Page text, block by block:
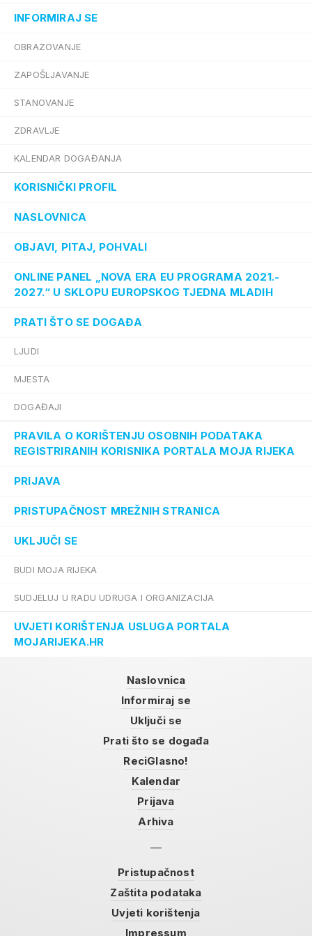
INFORMIRAJ SE
OBRAZOVANJE
ZAPOŠLJAVANJE
STANOVANJE
ZDRAVLJE
KALENDAR DOGAĐANJA
KORISNIČKI PROFIL
NASLOVNICA
OBJAVI, PITAJ, POHVALI
ONLINE PANEL „NOVA ERA EU PROGRAMA 2021.-
2027.“ U SKLOPU EUROPSKOG TJEDNA MLADIH
PRATI ŠTO SE DOGAĐA
LJUDI
MJESTA
DOGAĐAJI
PRAVILA O KORIŠTENJU OSOBNIH PODATAKA
REGISTRIRANIH KORISNIKA PORTALA MOJA RIJEKA
PRIJAVA
PRISTUPAČNOST MREŽNIH STRANICA
UKLJUČI SE
BUDI MOJA RIJEKA
SUDJELUJ U RADU UDRUGA I ORGANIZACIJA
UVJETI KORIŠTENJA USLUGA PORTALA
MOJARIJEKA.HR
Naslovnica
Informiraj se
Uključi se
Prati što se događa
ReciGlasno!
Kalendar
Prijava
Arhiva
Pristupačnost
Zaštita podataka
Uvjeti korištenja
Impressum